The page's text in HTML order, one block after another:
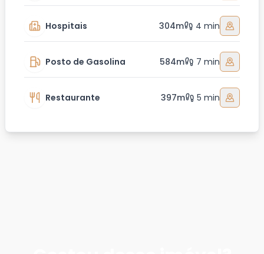
Hospitais 304m 4 min
Posto de Gasolina 584m 7 min
Restaurante 397m 5 min